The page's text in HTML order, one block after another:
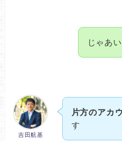
じゃあ
吉田航基
片方のアカ
す